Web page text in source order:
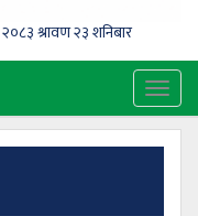
२०८३ श्रावण २३ शनिबार